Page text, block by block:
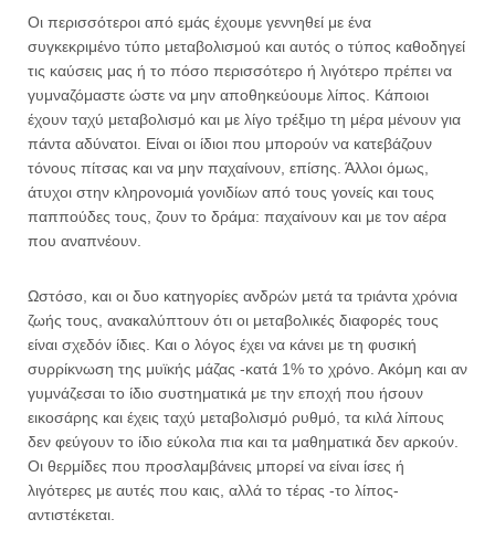
Οι περισσότεροι από εμάς έχουμε γεννηθεί με ένα
συγκεκριμένο τύπο μεταβολισμού και αυτός ο τύπος καθοδηγεί
τις καύσεις μας ή το πόσο περισσότερο ή λιγότερο πρέπει να
γυμναζόμαστε ώστε να μην αποθηκεύουμε λίπος. Κάποιοι
έχουν ταχύ μεταβολισμό και με λίγο τρέξιμο τη μέρα μένουν για
πάντα αδύνατοι. Είναι οι ίδιοι που μπορούν να κατεβάζουν
τόνους πίτσας και να μην παχαίνουν, επίσης. Άλλοι όμως,
άτυχοι στην κληρονομιά γονιδίων από τους γονείς και τους
παππούδες τους, ζουν το δράμα: παχαίνουν και με τον αέρα
που αναπνέουν.
Ωστόσο, και οι δυο κατηγορίες ανδρών μετά τα τριάντα χρόνια
ζωής τους, ανακαλύπτουν ότι οι μεταβολικές διαφορές τους
είναι σχεδόν ίδιες. Και ο λόγος έχει να κάνει με τη φυσική
συρρίκνωση της μυϊκής μάζας -κατά 1% το χρόνο. Ακόμη και αν
γυμνάζεσαι το ίδιο συστηματικά με την εποχή που ήσουν
εικοσάρης και έχεις ταχύ μεταβολισμό ρυθμό, τα κιλά λίπους
δεν φεύγουν το ίδιο εύκολα πια και τα μαθηματικά δεν αρκούν.
Οι θερμίδες που προσλαμβάνεις μπορεί να είναι ίσες ή
λιγότερες με αυτές που καις, αλλά το τέρας -το λίπος-
αντιστέκεται.